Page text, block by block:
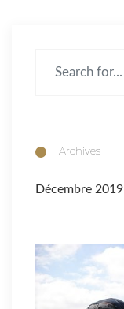
Archives
Décembre 2019